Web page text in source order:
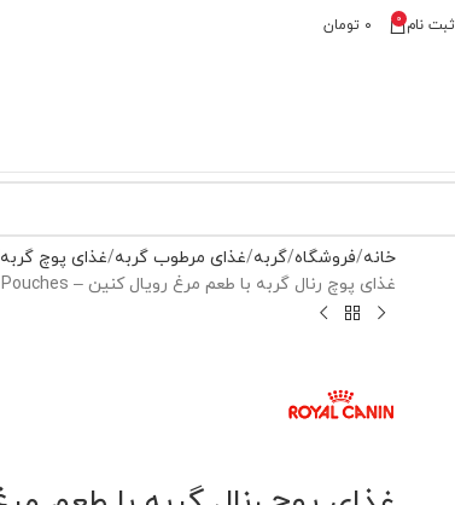
نام 0 ۰ تومان
خانه فروشگاه گربه غذای مرطوب گربه غذای پوچ گربه
غذای پوچ رنال گربه با طعم مرغ رویال کنین – Royal Canin Renal Pouches